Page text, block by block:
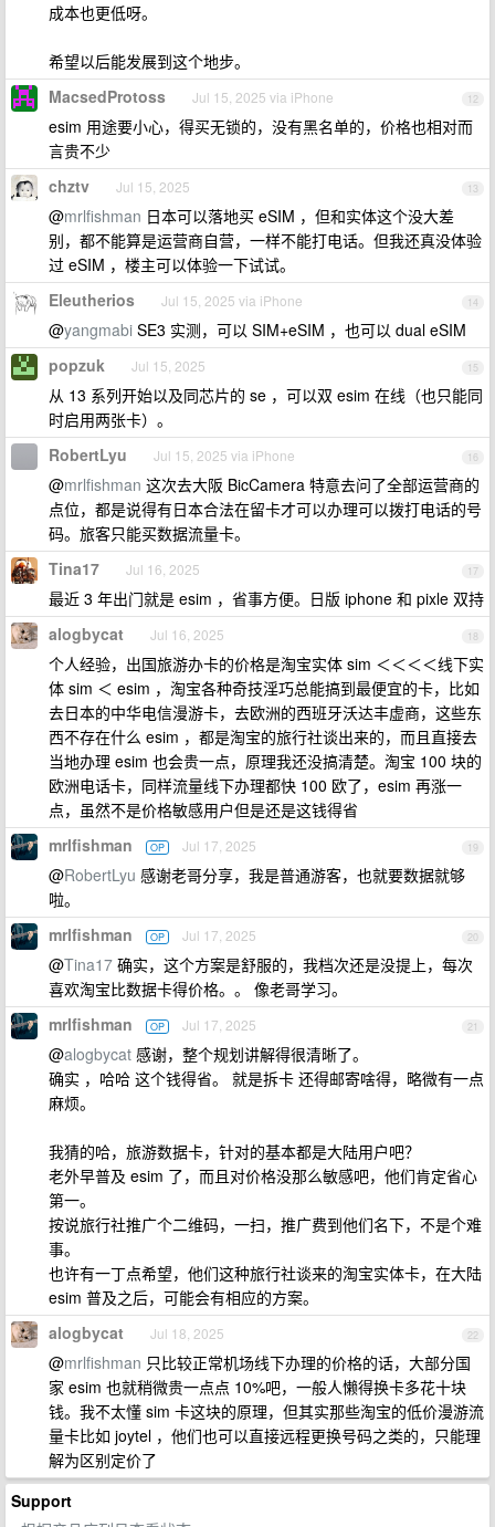
成本也更低呀。
希望以后能发展到这个地步。
12
MacsedProtoss Jul 15, 2025 via iPhone
esim 用途要小心，得买无锁的，没有黑名单的，价格也相对而
言贵不少
13
chztv Jul 15, 2025
@mrlfishman 日本可以落地买 eSIM ，但和实体这个没大差
别，都不能算是运营商自营，一样不能打电话。但我还真没体验
过 eSIM ，楼主可以体验一下试试。
14
Eleutherios Jul 15, 2025 via iPhone
@yangmabi SE3 实测，可以 SIM+eSIM ，也可以 dual eSIM
15
popzuk Jul 15, 2025
从 13 系列开始以及同芯片的 se ，可以双 esim 在线（也只能同
时启用两张卡）。
16
RobertLyu Jul 15, 2025 via iPhone
@mrlfishman 这次去大阪 BicCamera 特意去问了全部运营商的
点位，都是说得有日本合法在留卡才可以办理可以拨打电话的号
码。旅客只能买数据流量卡。
17
Tina17 Jul 16, 2025
最近 3 年出门就是 esim ，省事方便。日版 iphone 和 pixle 双持
18
alogbycat Jul 16, 2025
个人经验，出国旅游办卡的价格是淘宝实体 sim ＜＜＜＜线下实
体 sim ＜ esim ，淘宝各种奇技淫巧总能搞到最便宜的卡，比如
去日本的中华电信漫游卡，去欧洲的西班牙沃达丰虚商，这些东
西不存在什么 esim ，都是淘宝的旅行社谈出来的，而且直接去
当地办理 esim 也会贵一点，原理我还没搞清楚。淘宝 100 块的
欧洲电话卡，同样流量线下办理都快 100 欧了，esim 再涨一
点，虽然不是价格敏感用户但是还是这钱得省
19
mrlfishman OP Jul 17, 2025
@RobertLyu 感谢老哥分享，我是普通游客，也就要数据就够
啦。
20
mrlfishman OP Jul 17, 2025
@Tina17 确实，这个方案是舒服的，我档次还是没提上，每次
喜欢淘宝比数据卡得价格。。 像老哥学习。
21
mrlfishman OP Jul 17, 2025
@alogbycat 感谢，整个规划讲解得很清晰了。
确实 ，哈哈 这个钱得省。 就是拆卡 还得邮寄啥得，略微有一点
麻烦。
我猜的哈，旅游数据卡，针对的基本都是大陆用户吧？
老外早普及 esim 了，而且对价格没那么敏感吧，他们肯定省心
第一。
按说旅行社推广个二维码，一扫，推广费到他们名下，不是个难
事。
也许有一丁点希望，他们这种旅行社谈来的淘宝实体卡，在大陆
esim 普及之后，可能会有相应的方案。
22
alogbycat Jul 18, 2025
@mrlfishman 只比较正常机场线下办理的价格的话，大部分国
家 esim 也就稍微贵一点点 10%吧，一般人懒得换卡多花十块
钱。我不太懂 sim 卡这块的原理，但其实那些淘宝的低价漫游流
量卡比如 joytel ，他们也可以直接远程更换号码之类的，只能理
解为区别定价了
Support